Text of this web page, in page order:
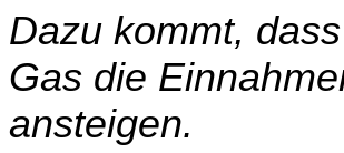
Dazu kommt,
Gas die
ansteigen.